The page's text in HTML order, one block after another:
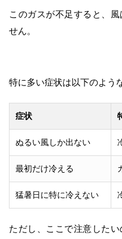
このガスが不足すると、
せん。
特に多い症状は以下のよう
症状
ぬるい風しか出ない
最初だけ冷える
猛暑日に特に冷えない
ただし、ここで注意した